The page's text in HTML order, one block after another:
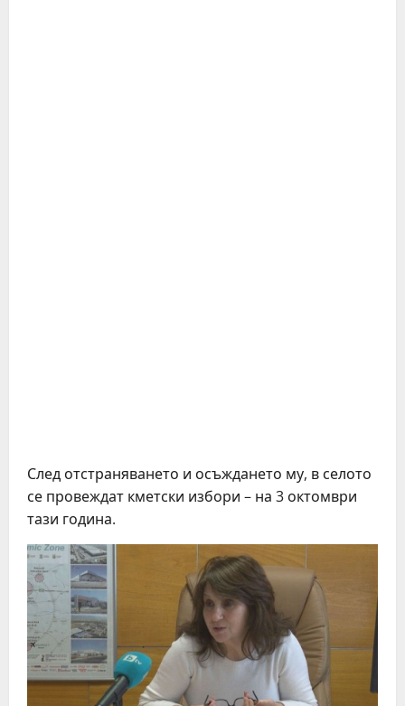
След отстраняването и осъждането му, в селото
се провеждат кметски избори – на 3 октомври
тази година.